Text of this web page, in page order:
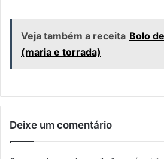
Veja também a receita Bolo
(maria e torrada)
Deixe um comentário